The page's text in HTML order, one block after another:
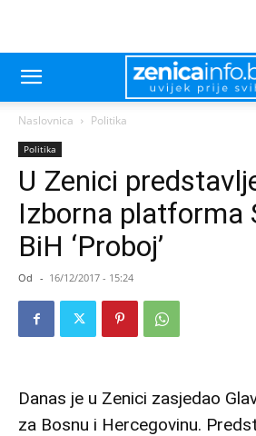
Naslovnica Politika
Politika
U Zenici
Izborna platforma
BiH ‘Proboj’
Od - 16/12/2017 - 15:24
Danas je u Zenici zasjedao
za Bosnu i Hercegovinu.